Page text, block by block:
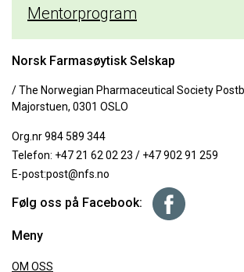
Mentorprogram
Norsk Farmasøytisk Selskap
/ The Norwegian Pharmaceutical Society
Majorstuen, 0301 OSLO
Org.nr 984 589 344
Telefon: +47 21 62 02 23 / +47 902 91 259
E-post:post@nfs.no
Følg oss på Facebook:
Meny
OM OSS